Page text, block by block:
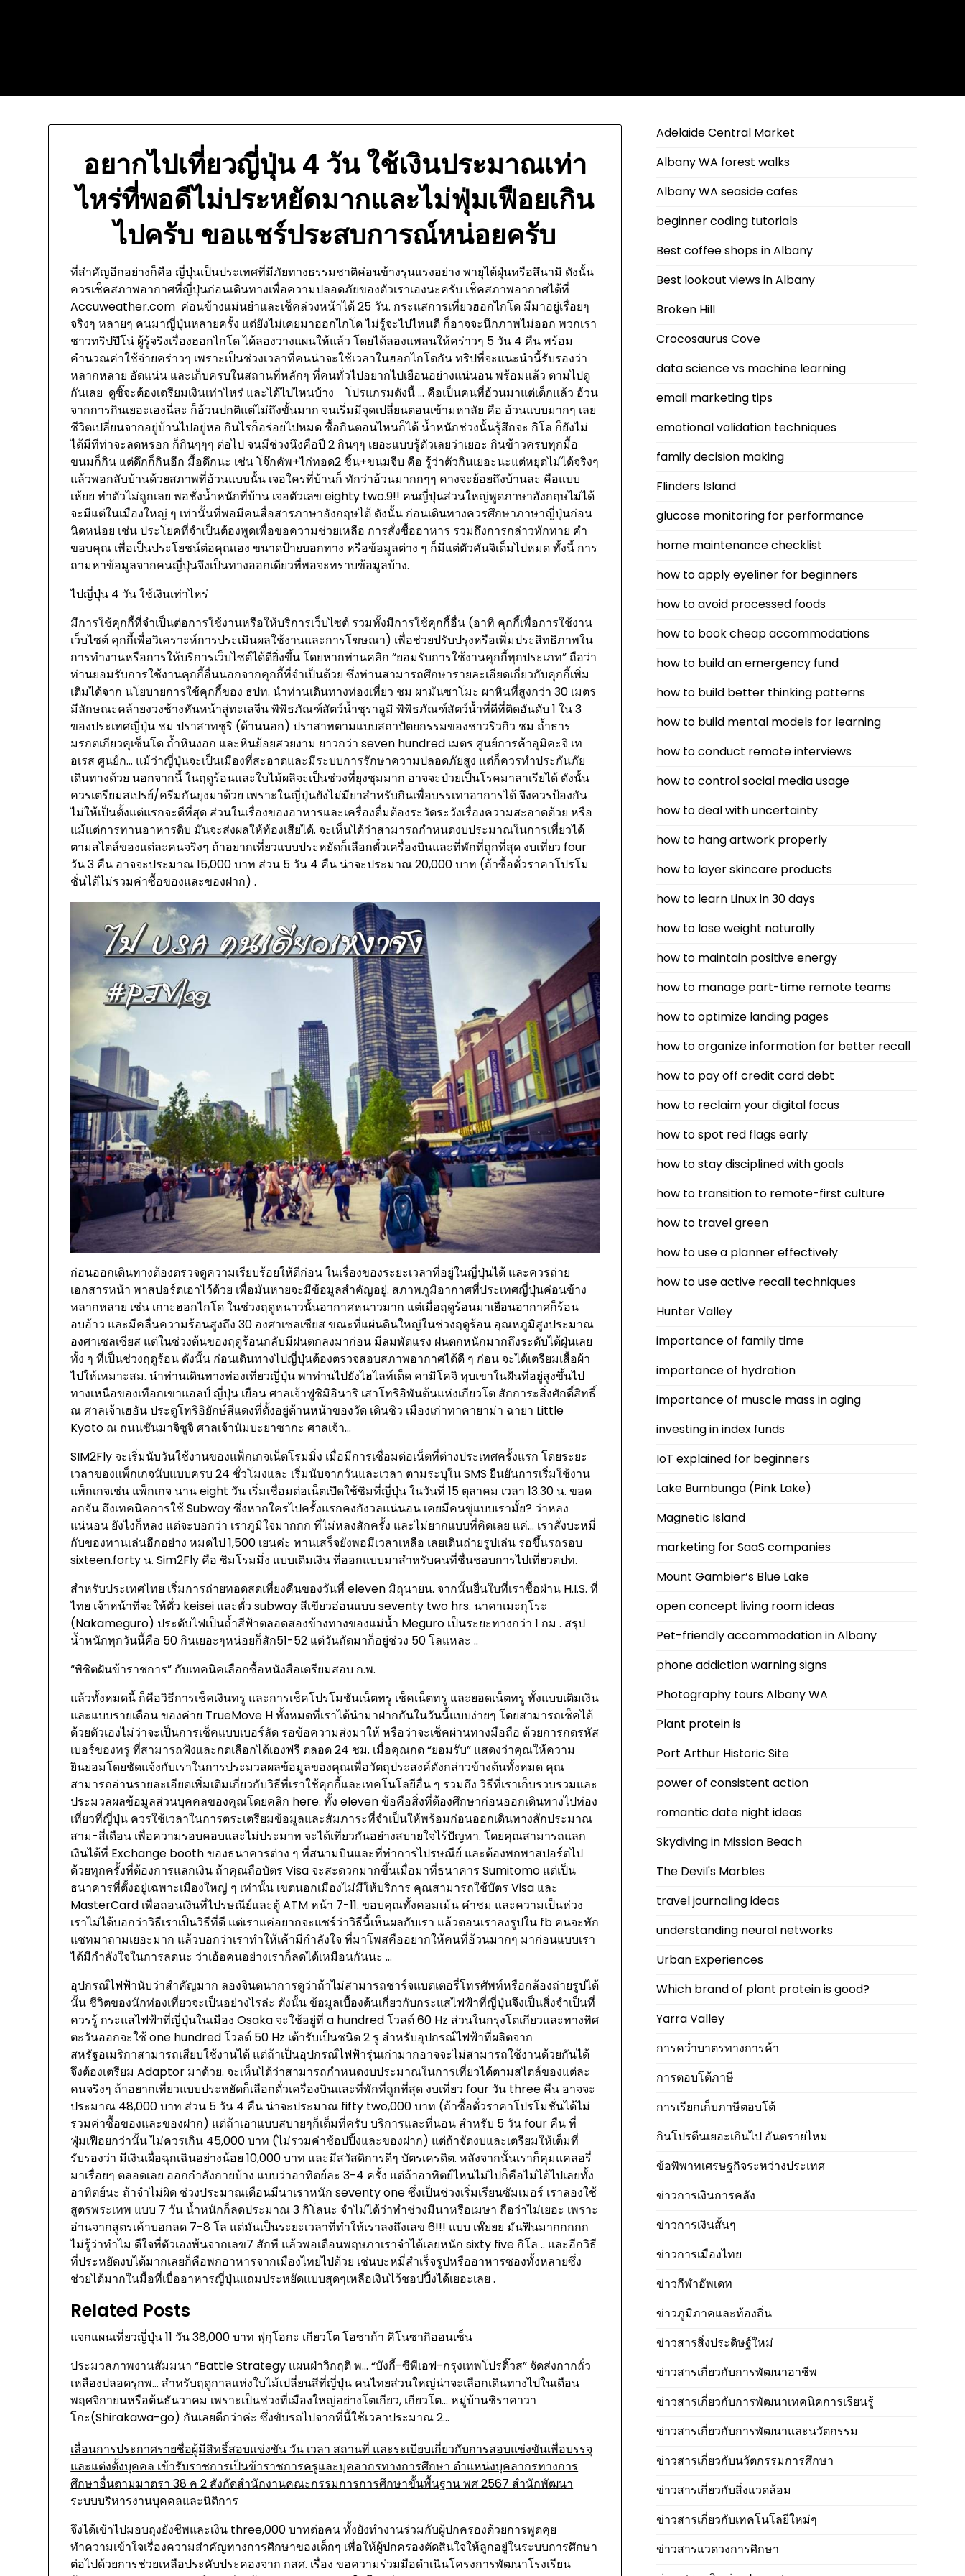
อยากไปเที่ยวญี่ปุ่น 4 วัน ใช้เงินประมาณเท่า
ไหร่ที่พอดีไม่ประหยัดมากและไม่ฟุ่มเฟือยเกิน
ไปครับ ขอแชร์ประสบการณ์หน่อยครับ
ที่สำคัญอีกอย่างก็คือ ญี่ปุ่นเป็นประเทศที่มีภัยทางธรรมชาติค่อนข้างรุนแรงอย่าง พายุไต้ฝุ่นหรือสึนามิ ดังนั้น
ควรเช็คสภาพอากาศที่ญี่ปุ่นก่อนเดินทางเพื่อความปลอดภัยของตัวเราเองนะครับ เช็คสภาพอากาศได้ที่
Accuweather.com ค่อนข้างแม่นยำและเช็คล่วงหน้าได้ 25 วัน. กระแสการเที่ยวฮอกไกโด มีมาอยู่เรื่อยๆ
จริงๆ หลายๆ คนมาญี่ปุ่นหลายครั้ง แต่ยังไม่เคยมาฮอกไกโด ไม่รู้จะไปไหนดี ก็อาจจะนึกภาพไม่ออก พวกเรา
ชาวทริปปิโน่ ผู้รู้จริงเรื่องฮอกไกโด ได้ลองวางแผนให้แล้ว โดยได้ลองแพลนให้คร่าวๆ 5 วัน 4 คืน พร้อม
คำนวณค่าใช้จ่ายคร่าวๆ เพราะเป็นช่วงเวลาที่คนน่าจะใช้เวลาในฮอกไกโดกัน ทริปที่จะแนะนำนี้รับรองว่า
หลากหลาย อัดแน่น และเก็บครบในสถานที่หลักๆ ที่คนทั่วไปอยากไปเยือนอย่างแน่นอน พร้อมแล้ว ตามไปดู
กันเลย ดูซิ๊จะต้องเตรียมเงินเท่าไหร่ และได้ไปไหนบ้าง โปรแกรมดังนี้ … คือเป็นคนที่อ้วนมาแต่เด็กแล้ว อ้วน
จากการกินเยอะเองนี่ละ ก็อ้วนปกติแต่ไม่ถึงขั้นมาก จนเริ่มมีจุดเปลี่ยนตอนเข้ามหาลัย คือ อ้วนแบบมากๆ เลย
ชีวิตเปลี่ยนจากอยู่บ้านไปอยู่หอ กินไรก็อร่อยไปหมด ซื้อกินตอนไหนก็ได้ น้ำหนักช่วงนั้นรู้สึกจะ กิโล ก็ยังไม่
ได้มีทีท่าจะลดหรอก ก็กินๆๆๆ ต่อไป จนมีช่วงนึงคือปี 2 กินๆๆ เยอะแบบรู้ตัวเลยว่าเยอะ กินข้าวครบทุกมื้อ
ขนมก็กิน แต่ดึกก็กินอีก มื้อดึกนะ เช่น โจ๊กคัพ+ไก่ทอด2 ชิ้น+ขนมจีบ คือ รู้ว่าตัวกินเยอะนะแต่หยุดไม่ได้จริงๆ
แล้วพอกลับบ้านด้วยสภาพที่อ้วนแบบนั้น เจอใครที่บ้านก็ ทักว่าอ้วนมากกๆๆ คางจะย้อยถึงบ้านละ คือแบบ
เห้ยย ทำตัวไม่ถูกเลย พอชั่งน้ำหนักที่บ้าน เจอตัวเลข eighty two.9!! คนญี่ปุ่นส่วนใหญ่พูดภาษาอังกฤษไม่ได้
จะมีแต่ในเมืองใหญ่ ๆ เท่านั้นที่พอมีคนสื่อสารภาษาอังกฤษได้ ดังนั้น ก่อนเดินทางควรศึกษาภาษาญี่ปุ่นก่อน
นิดหน่อย เช่น ประโยคที่จำเป็นต้องพูดเพื่อขอความช่วยเหลือ การสั่งซื้ออาหาร รวมถึงการกล่าวทักทาย คำ
ขอบคุณ เพื่อเป็นประโยชน์ต่อคุณเอง ขนาดป้ายบอกทาง หรือข้อมูลต่าง ๆ ก็มีแต่ตัวคันจิเต็มไปหมด ทั้งนี้ การ
ถามหาข้อมูลจากคนญี่ปุ่นจึงเป็นทางออกเดียวที่พอจะทราบข้อมูลบ้าง.
ไปญี่ปุ่น 4 วัน ใช้เงินเท่าไหร่
มีการใช้คุกกี้ที่จำเป็นต่อการใช้งานหรือให้บริการเว็บไซต์ รวมทั้งมีการใช้คุกกี้อื่น (อาทิ คุกกี้เพื่อการใช้งาน
เว็บไซต์ คุกกี้เพื่อวิเคราะห์การประเมินผลใช้งานและการโฆษณา) เพื่อช่วยปรับปรุงหรือเพิ่มประสิทธิภาพใน
การทำงานหรือการให้บริการเว็บไซต์ได้ดียิ่งขึ้น โดยหากท่านคลิก “ยอมรับการใช้งานคุกกี้ทุกประเภท” ถือว่า
ท่านยอมรับการใช้งานคุกกี้อื่นนอกจากคุกกี้ที่จำเป็นด้วย ซึ่งท่านสามารถศึกษารายละเอียดเกี่ยวกับคุกกี้เพิ่ม
เติมได้จาก นโยบายการใช้คุกกี้ของ ธปท. นำท่านเดินทางท่องเที่ยว ชม ผามันซาโมะ ผาหินที่สูงกว่า 30 เมตร
มีลักษณะคล้ายงวงช้างหันหน้าสู่ทะเลจีน พิพิธภัณฑ์สัตว์น้ำชุราอูมิ พิพิธภัณฑ์สัตว์น้ำที่ดีที่ติดอันดับ 1 ใน 3
ของประเทศญี่ปุ่น ชม ปราสาทชูริ (ด้านนอก) ปราสาทตามแบบสถาปัตยกรรมของชาวริวกิว ชม ถ้ำธาร
มรกตเกียวคุเซ็นโด ถ้ำหินงอก และหินย้อยสวยงาม ยาวกว่า seven hundred เมตร ศูนย์การค้าอุมิคะจิ เท
อเรส ศูนย์ก… แม้ว่าญี่ปุ่นจะเป็นเมืองที่สะอาดและมีระบบการรักษาความปลอดภัยสูง แต่ก็ควรทำประกันภัย
เดินทางด้วย นอกจากนี้ ในฤดูร้อนและใบไม้ผลิจะเป็นช่วงที่ยุงชุมมาก อาจจะป่วยเป็นโรคมาลาเรียได้ ดังนั้น
ควรเตรียมสเปรย์/ครีมกันยุงมาด้วย เพราะในญี่ปุ่นยังไม่มียาสำหรับกินเพื่อบรรเทาอาการได้ จึงควรป้องกัน
ไม่ให้เป็นตั้งแต่แรกจะดีที่สุด ส่วนในเรื่องของอาหารและเครื่องดื่มต้องระวัดระวังเรื่องความสะอาดด้วย หรือ
แม้แต่การทานอาหารดิบ มันจะส่งผลให้ท้องเสียได้. จะเห็นได้ว่าสามารถกำหนดงบประมาณในการเที่ยวได้
ตามสไตล์ของแต่ละคนจริงๆ ถ้าอยากเที่ยวแบบประหยัดก็เลือกตั๋วเครื่องบินและที่พักที่ถูกที่สุด งบเที่ยว four
วัน 3 คืน อาจจะประมาณ 15,000 บาท ส่วน 5 วัน 4 คืน น่าจะประมาณ 20,000 บาท (ถ้าซื้อตั๋วราคาโปรโม
ชั่นได้ไม่รวมค่าซื้อของและของฝาก) .
ก่อนออกเดินทางต้องตรวจดูความเรียบร้อยให้ดีก่อน ในเรื่องของระยะเวลาที่อยู่ในญี่ปุ่นได้ และควรถ่าย
เอกสารหน้า พาสปอร์ตเอาไว้ด้วย เพื่อมันหายจะมีข้อมูลสำคัญอยู่. สภาพภูมิอากาศที่ประเทศญี่ปุ่นค่อนข้าง
หลากหลาย เช่น เกาะฮอกไกโด ในช่วงฤดูหนาวนั้นอากาศหนาวมาก แต่เมื่อฤดูร้อนมาเยือนอากาศก็ร้อน
อบอ้าว และมีคลื่นความร้อนสูงถึง 30 องศาเซลเซียส ขณะที่แผ่นดินใหญ่ในช่วงฤดูร้อน อุณหภูมิสูงประมาณ
องศาเซลเซียส แต่ในช่วงต้นของฤดูร้อนกลับมีฝนตกลงมาก่อน มีลมพัดแรง ฝนตกหนักมากถึงระดับไต้ฝุ่นเลย
ทั้ง ๆ ที่เป็นช่วงฤดูร้อน ดังนั้น ก่อนเดินทางไปญี่ปุ่นต้องตรวจสอบสภาพอากาศได้ดี ๆ ก่อน จะได้เตรียมเสื้อผ้า
ไปให้เหมาะสม. นำท่านเดินทางท่องเที่ยวญี่ปุ่น พาท่านไปยังไฮไลท์เด็ด คามิโคจิ หุบเขาในฝันที่อยู่สูงขึ้นไป
ทางเหนือของเทือกเขาแอลป์ ญี่ปุ่น เยือน ศาลเจ้าฟูชิมิอินาริ เสาโทริอิพันต้นแห่งเกียวโต สักการะสิ่งศักดิ์สิทธิ์
ณ ศาลเจ้าเฮอัน ประตูโทริอิยักษ์สีแดงที่ตั้งอยู่ด้านหน้าของวัด เดินชิว เมืองเก่าทาคายาม่า ฉายา Little
Kyoto ณ ถนนซันมาจิซูจิ ศาลเจ้านัมบะยาซากะ ศาลเจ้า…
SIM2Fly จะเริ่มนับวันใช้งานของแพ็กเกจเน็ตโรมมิ่ง เมื่อมีการเชื่อมต่อเน็ตที่ต่างประเทศครั้งแรก โดยระยะ
เวลาของแพ็กเกจนับแบบครบ 24 ชั่วโมงและ เริ่มนับจากวันและเวลา ตามระบุใน SMS ยืนยันการเริ่มใช้งาน
แพ็กเกจเช่น แพ็กเกจ นาน eight วัน เริ่มเชื่อมต่อเน็ตเปิดใช้ซิมที่ญี่ปุ่น ในวันที่ 15 ตุลาคม เวลา 13.30 น. ขอด
อกจัน ถึงเทคนิคการใช้ Subway ซึ่งหากใครไปครั้งแรกคงกังวลแน่นอน เคยมีคนขู่แบบเรามั้ย? ว่าหลง
แน่นอน ยังไงก็หลง แต่จะบอกว่า เราภูมิใจมากกก ที่ไม่หลงสักครั้ง และไม่ยากแบบที่คิดเลย แค่… เราสั่งบะหมี่
กับของทานเล่นอีกอย่าง หมดไป 1,500 เยนค่ะ ทานเสร็จยังพอมีเวลาเหลือ เลยเดินถ่ายรูปเล่น รอขึ้นรถรอบ
sixteen.forty น. Sim2Fly คือ ซิมโรมมิ่ง แบบเติมเงิน ที่ออกแบบมาสำหรับคนที่ชื่นชอบการไปเที่ยวตปท.
สำหรับประเทศไทย เริ่มการถ่ายทอดสดเที่ยงคืนของวันที่ eleven มิถุนายน. จากนั้นยื่นใบที่เราซื้อผ่าน H.I.S. ที่
ไทย เจ้าหน้าที่จะให้ตั๋ว keisei และตั๋ว subway สีเขียวอ่อนแบบ seventy two hrs. นาคาเมะกุโระ
(Nakameguro) ประดับไฟเป็นถ้ำสีฟ้าตลอดสองข้างทางของแม่น้ำ Meguro เป็นระยะทางกว่า 1 กม . สรุป
น้ำหนักทุกวันนี้คือ 50 กินเยอะๆหน่อยก็สัก51-52 แต่วันถัดมาก็อยู่ช่วง 50 โลแหละ ..
“พิชิตฝันข้าราชการ” กับเทคนิคเลือกซื้อหนังสือเตรียมสอบ ก.พ.
แล้วทั้งหมดนี้ ก็คือวิธีการเช็คเงินทรู และการเช็คโปรโมชันเน็ตทรู เช็คเน็ตทรู และยอดเน็ตทรู ทั้งแบบเติมเงิน
และแบบรายเดือน ของค่าย TrueMove H ทั้งหมดที่เราได้นำมาฝากกันในวันนี้แบบง่ายๆ โดยสามารถเช็คได้
ด้วยตัวเองไม่ว่าจะเป็นการเช็คแบบเบอร์ลัด รอข้อความส่งมาให้ หรือว่าจะเช็คผ่านทางมือถือ ด้วยการกดรหัส
เบอร์ของทรู ที่สามารถฟังและกดเลือกได้เองฟรี ตลอด 24 ชม. เมื่อคุณกด “ยอมรับ” แสดงว่าคุณให้ความ
ยินยอมโดยชัดแจ้งกับเราในการประมวลผลข้อมูลของคุณเพื่อวัตถุประสงค์ดังกล่าวข้างต้นทั้งหมด คุณ
สามารถอ่านรายละเอียดเพิ่มเติมเกี่ยวกับวิธีที่เราใช้คุกกี้และเทคโนโลยีอื่น ๆ รวมถึง วิธีที่เราเก็บรวบรวมและ
ประมวลผลข้อมูลส่วนบุคคลของคุณโดยคลิก here. ทั้ง eleven ข้อคือสิ่งที่ต้องศึกษาก่อนออกเดินทางไปท่อง
เที่ยวที่ญี่ปุ่น ควรใช้เวลาในการตระเตรียมข้อมูลและสัมภาระที่จำเป็นให้พร้อมก่อนออกเดินทางสักประมาณ
สาม-สี่เดือน เพื่อความรอบคอบและไม่ประมาท จะได้เที่ยวกันอย่างสบายใจไร้ปัญหา. โดยคุณสามารถแลก
เงินได้ที่ Exchange booth ของธนาคารต่าง ๆ ที่สนามบินและที่ทำการไปรษณีย์ และต้องพกพาสปอร์ตไป
ด้วยทุกครั้งที่ต้องการแลกเงิน ถ้าคุณถือบัตร Visa จะสะดวกมากขึ้นเมื่อมาที่ธนาคาร Sumitomo แต่เป็น
ธนาคารที่ตั้งอยู่เฉพาะเมืองใหญ่ ๆ เท่านั้น เขตนอกเมืองไม่มีให้บริการ คุณสามารถใช้บัตร Visa และ
MasterCard เพื่อถอนเงินที่ไปรษณีย์และตู้ ATM หน้า 7-11. ขอบคุณทั้งคอมเม้น คำชม และความเป็นห่วง
เราไม่ได้บอกว่าวิธีเราเป็นวิธีที่ดี แต่เราแค่อยากจะแชร์ว่าวิธีนี้เห็นผลกับเรา แล้วตอนเราลงรูปใน fb คนจะทัก
แชทมาถามเยอะมาก แล้วบอกว่าเราทำให้เค้ามีกำลังใจ ที่มาโพสคืออยากให้คนที่อ้วนมากๆ มาก่อนแบบเรา
ได้มีกำลังใจในการลดนะ ว่าเอ้อคนอย่างเราก็ลดได้เหมือนกันนะ …
อุปกรณ์ไฟฟ้านับว่าสำคัญมาก ลองจินตนาการดูว่าถ้าไม่สามารถชาร์จแบตเตอรี่โทรศัพท์หรือกล้องถ่ายรูปได้
นั้น ชีวิตของนักท่องเที่ยวจะเป็นอย่างไรล่ะ ดังนั้น ข้อมูลเบื้องต้นเกี่ยวกับกระแสไฟฟ้าที่ญี่ปุ่นจึงเป็นสิ่งจำเป็นที่
ควรรู้ กระแสไฟฟ้าที่ญี่ปุ่นในเมือง Osaka จะใช้อยู่ที่ a hundred โวลต์ 60 Hz ส่วนในกรุงโตเกียวและทางทิศ
ตะวันออกจะใช้ one hundred โวลต์ 50 Hz เต้ารับเป็นชนิด 2 รู สำหรับอุปกรณ์ไฟฟ้าที่ผลิตจาก
สหรัฐอเมริกาสามารถเสียบใช้งานได้ แต่ถ้าเป็นอุปกรณ์ไฟฟ้ารุ่นเก่ามากอาจจะไม่สามารถใช้งานด้วยกันได้
จึงต้องเตรียม Adaptor มาด้วย. จะเห็นได้ว่าสามารถกำหนดงบประมาณในการเที่ยวได้ตามสไตล์ของแต่ละ
คนจริงๆ ถ้าอยากเที่ยวแบบประหยัดก็เลือกตั๋วเครื่องบินและที่พักที่ถูกที่สุด งบเที่ยว four วัน three คืน อาจจะ
ประมาณ 48,000 บาท ส่วน 5 วัน 4 คืน น่าจะประมาณ fifty two,000 บาท (ถ้าซื้อตั๋วราคาโปรโมชั่นได้ไม่
รวมค่าซื้อของและของฝาก) แต่ถ้าเอาแบบสบายๆก็เต็มที่ครับ บริการและที่นอน สำหรับ 5 วัน four คืน ที่
ฟุ่มเฟือยกว่านั้น ไม่ควรเกิน 45,000 บาท (ไม่รวมค่าช้อปปิ้งและของฝาก) แต่ถ้าจัดงบและเตรียมให้เต็มที่
รับรองว่า มีเงินเผื่อฉุกเฉินอย่างน้อย 10,000 บาท และมีสวัสดิการดีๆ บัตรเครดิต. หลังจากนั้นเราก็คุมแคลอรี่
มาเรื่อยๆ ตลอดเลย ออกกำลังกายบ้าง แบบว่าอาทิตย์ละ 3-4 ครั้ง แต่ถ้าอาทิตย์ไหนไม่ไปก็คือไม่ได้ไปเลยทั้ง
อาทิตย์นะ ถ้าจำไม่ผิด ช่วงประมาณเดือนมีนาเราหนัก seventy one ซึ่งเป็นช่วงเริ่มเรียนซัมเมอร์ เราลองใช้
สูตรพระเทพ แบบ 7 วัน น้ำหนักก็ลดประมาณ 3 กิโลนะ จำไม่ได้ว่าทำช่วงมีนาหรือเมษา ถือว่าไม่เยอะ เพราะ
อ่านจากสูตรเค้าบอกลด 7-8 โล แต่มันเป็นระยะเวลาที่ทำให้เราลงถึงเลข 6!!! แบบ เห๊ยยย มันฟินมากกกกก
ไม่รู้ว่าทำไม ดีใจที่ตัวเองพ้นจากเลข7 สักที แล้วพอเดือนพฤษภาเราจำได้เลยหนัก sixty five กิโล .. และอีกวิธี
ที่ประหยัดงบได้มากเลยก็คือพกอาหารจากเมืองไทยไปด้วย เช่นบะหมี่สำเร็จรูปหรืออาหารซองทั้งหลายซึ่ง
ช่วยได้มากในมื้อที่เบื่ออาหารญี่ปุ่นแถมประหยัดแบบสุดๆเหลือเงินไว้ชอปปิ้งได้เยอะเลย .
Related Posts
แจกแผนเที่ยวญี่ปุ่น 11 วัน 38,000 บาท ฟุกุโอกะ เกียวโต โอซาก้า คิโนซากิออนเซ็น
ประมวลภาพงานสัมมนา “Battle Strategy แผนฝ่าวิกฤติ พ... “บังกี้-ซีพีเอฟ-กรุงเทพโปรดิ๊วส” จัดส่งกากถั่ว
เหลืองปลอดรุกพ... สำหรับฤดูกาลแห่งใบไม้เปลี่ยนสีที่ญี่ปุ่น คนไทยส่วนใหญ่น่าจะเลือกเดินทางไปในเดือน
พฤศจิกายนหรือต้นธันวาคม เพราะเป็นช่วงที่เมืองใหญ่อย่างโตเกียว, เกียวโต... หมู่บ้านชิราคาวา
โกะ(Shirakawa-go) กันเลยดีกว่าค่ะ ซึ่งขับรถไปจากที่นี้ใช้เวลาประมาณ 2…
เลื่อนการประกาศรายชื่อผู้มีสิทธิ์สอบแข่งขัน วัน เวลา สถานที่ และระเบียบเกี่ยวกับการสอบแข่งขันเพื่อบรรจุ
และแต่งตั้งบุคคล เข้ารับราชการเป็นข้าราชการครูและบุคลากรทางการศึกษา ตำแหน่งบุคลากรทางการ
ศึกษาอื่นตามมาตรา 38 ค 2 สังกัดสำนักงานคณะกรรมการการศึกษาขั้นพื้นฐาน พศ 2567 สำนักพัฒนา
ระบบบริหารงานบุคคลและนิติการ
จึงได้เข้าไปมอบถุงยังชีพและเงิน three,000 บาทต่อคน ทั้งยังทำงานร่วมกับผู้ปกครองด้วยการพูดคุย
ทำความเข้าใจเรื่องความสำคัญทางการศึกษาของเด็กๆ เพื่อให้ผู้ปกครองตัดสินใจให้ลูกอยู่ในระบบการศึกษา
ต่อไปด้วยการช่วยเหลือประคับประคองจาก กสศ. เรื่อง ขอความร่วมมือดำเนินโครงการพัฒนาโรงเรียน
Adelaide Central Market
Albany WA forest walks
Albany WA seaside cafes
beginner coding tutorials
Best coffee shops in Albany
Best lookout views in Albany
Broken Hill
Crocosaurus Cove
data science vs machine learning
email marketing tips
emotional validation techniques
family decision making
Flinders Island
glucose monitoring for performance
home maintenance checklist
how to apply eyeliner for beginners
how to avoid processed foods
how to book cheap accommodations
how to build an emergency fund
how to build better thinking patterns
how to build mental models for learning
how to conduct remote interviews
how to control social media usage
how to deal with uncertainty
how to hang artwork properly
how to layer skincare products
how to learn Linux in 30 days
how to lose weight naturally
how to maintain positive energy
how to manage part-time remote teams
how to optimize landing pages
how to organize information for better recall
how to pay off credit card debt
how to reclaim your digital focus
how to spot red flags early
how to stay disciplined with goals
how to transition to remote-first culture
how to travel green
how to use a planner effectively
how to use active recall techniques
Hunter Valley
importance of family time
importance of hydration
importance of muscle mass in aging
investing in index funds
IoT explained for beginners
Lake Bumbunga (Pink Lake)
Magnetic Island
marketing for SaaS companies
Mount Gambier’s Blue Lake
open concept living room ideas
Pet-friendly accommodation in Albany
phone addiction warning signs
Photography tours Albany WA
Plant protein is
Port Arthur Historic Site
power of consistent action
romantic date night ideas
Skydiving in Mission Beach
The Devil's Marbles
travel journaling ideas
understanding neural networks
Urban Experiences
Which brand of plant protein is good?
Yarra Valley
การคว่ำบาตรทางการค้า
การตอบโต้ภาษี
การเรียกเก็บภาษีตอบโต้
กินโปรตีนเยอะเกินไป อันตรายไหม
ข้อพิพาทเศรษฐกิจระหว่างประเทศ
ข่าวการเงินการคลัง
ข่าวการเงินสั้นๆ
ข่าวการเมืองไทย
ข่าวกีฬาอัพเดท
ข่าวภูมิภาคและท้องถิ่น
ข่าวสารสิ่งประดิษฐ์ใหม่
ข่าวสารเกี่ยวกับการพัฒนาอาชีพ
ข่าวสารเกี่ยวกับการพัฒนาเทคนิคการเรียนรู้
ข่าวสารเกี่ยวกับการพัฒนาและนวัตกรรม
ข่าวสารเกี่ยวกับนวัตกรรมการศึกษา
ข่าวสารเกี่ยวกับสิ่งแวดล้อม
ข่าวสารเกี่ยวกับเทคโนโลยีใหม่ๆ
ข่าวสารแวดวงการศึกษา